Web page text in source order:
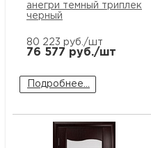
анегри темный триплекс
черный
80 223 руб./шт
76 577 руб./шт
Подробнее...